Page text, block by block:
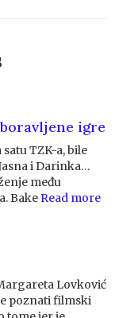
igre
TZK-a, bile
i Darinka…
među
Bake Read more
Lovković
poznati filmski